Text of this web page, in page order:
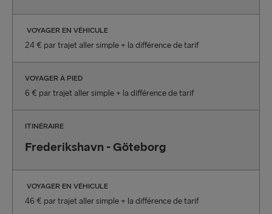
VOYAGER EN VÉHICULE
24 € par trajet aller simple + la différence de tarif
VOYAGER À PIED
6 € par trajet aller simple + la différence de tarif
ITINÉRAIRE
Frederikshavn - Göteborg
VOYAGER EN VÉHICULE
46 € par trajet aller simple + la différence de tarif